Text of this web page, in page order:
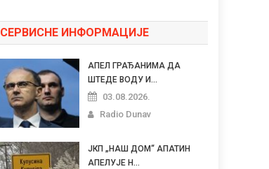
СЕРВИСНЕ ИНФОРМАЦИЈЕ
АПЕЛ ГРАЂАНИМА ДА
ШТЕДЕ ВОДУ И...
03.08.2026.
Radio Dunav
ЈКП „НАШ ДОМ“ АПАТИН
АПЕЛУЈЕ Н...